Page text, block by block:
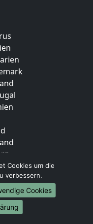
Cookies um die
verbessern.
Cookies